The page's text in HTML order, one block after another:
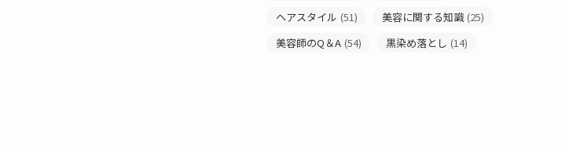
ヘアスタイル (51) 美容に関する知識 (25)
美容師のQ＆A (54) 黒染め落とし (14)